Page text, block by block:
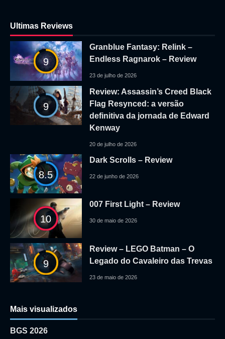
Ultimas Reviews
9
Granblue Fantasy: Relink –
Endless Ragnarok – Review
23 de julho de 2026
9
Review: Assassin’s Creed Black
Flag Resynced: a versão
definitiva da jornada de Edward
Kenway
20 de julho de 2026
8.5
Dark Scrolls – Review
22 de junho de 2026
10
007 First Light – Review
30 de maio de 2026
9
Review – LEGO Batman – O
Legado do Cavaleiro das Trevas
23 de maio de 2026
Mais visualizados
BGS 2026